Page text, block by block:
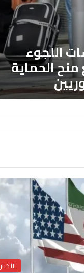
اللجوء
الحماية
الأخبار